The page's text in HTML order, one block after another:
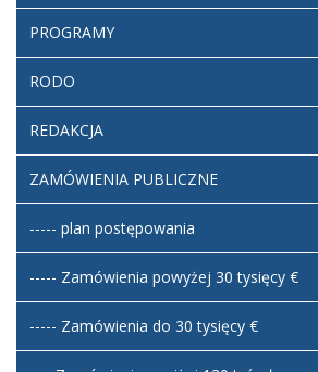
PROGRAMY
RODO
REDAKCJA
ZAMÓWIENIA PUBLICZNE
----- plan postępowania
----- Zamówienia powyżej 30 tysięcy €
----- Zamówienia do 30 tysięcy €